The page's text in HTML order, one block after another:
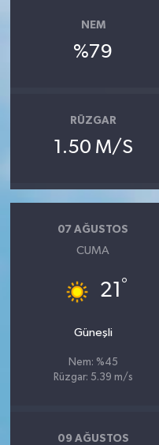
NEM
%79
RÜZGAR
1.50 M/S
07 AĞUSTOS
CUMA
21 °
Güneşli
Nem: %45
Rüzgar: 5.39 m/s
09 AĞUSTOS